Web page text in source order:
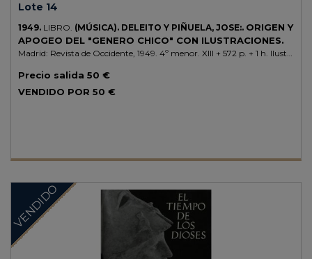
Lote 14
1949. LIBRO. (MÚSICA). DELEITO Y PIÑUELA, JOSE:. ORIGEN Y
APOGEO DEL "GENERO CHICO" CON ILUSTRACIONES.
Madrid: Revista de Occidente, 1949. 4º menor. XIII + 572 p. + 1 h. Ilustr.
SEMBLANTE DE MADRID. Madrid: Id., 1951. 350 p. + 2 h. con
ilustraciones en el texto. Enc. en un vol. en media piel, nervios, corte
Precio salida 50 €
VENDIDO POR 50 €
VENDIDO